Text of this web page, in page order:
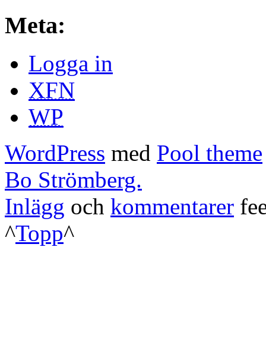
Meta:
Logga in
XFN
WP
WordPress med Pool theme
Bo Strömberg.
Inlägg och kommentarer
^Topp^